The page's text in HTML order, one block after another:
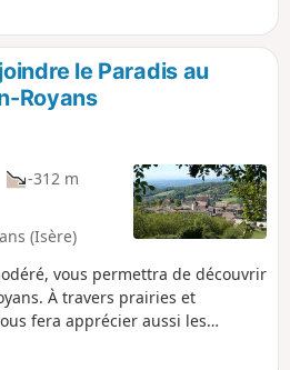
le Centre
le Paradis au
Royans
-312 m
(Isère)
vous permettra de découvrir
À travers prairies et
fera apprécier aussi les